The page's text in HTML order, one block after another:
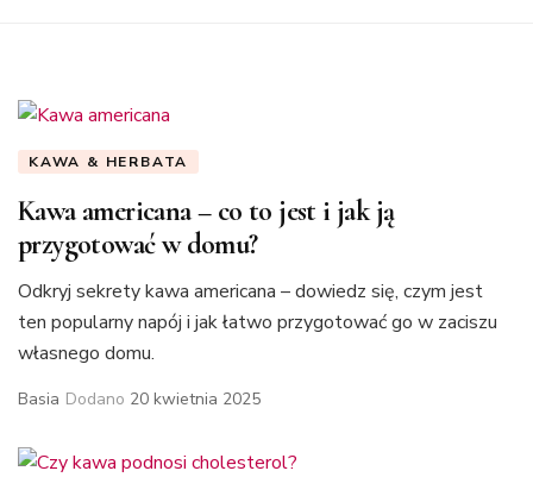
KAWA & HERBATA
Kawa americana – co to jest i jak ją
przygotować w domu?
Odkryj sekrety kawa americana – dowiedz się, czym jest
ten popularny napój i jak łatwo przygotować go w zaciszu
własnego domu.
Basia Dodano 20 kwietnia 2025